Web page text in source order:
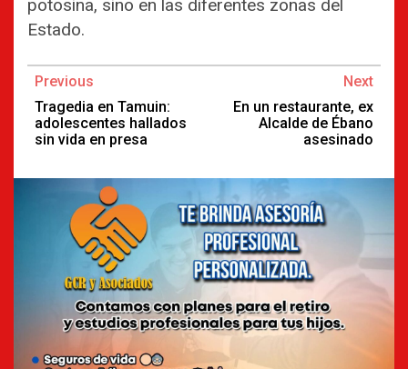
potosina, sino en las diferentes zonas del
Estado.
Continue
Reading
Previous
Tragedia en Tamuin:
adolescentes hallados
sin vida en presa
Next
En un restaurante, ex
Alcalde de Ébano
asesinado